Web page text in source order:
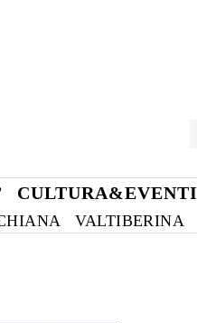
CULTURA&EVENTI
VALTIBERINA